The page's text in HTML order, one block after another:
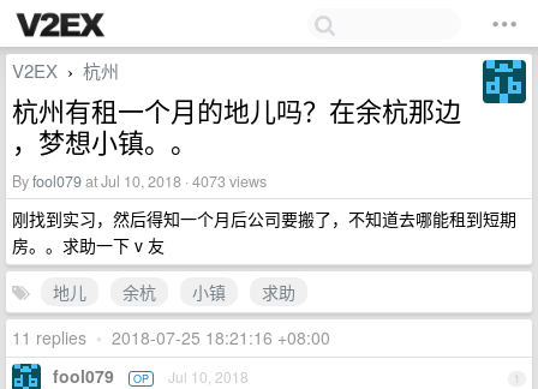
V2EX › 杭州
杭州有租一个月的地儿吗？在余杭那边
，梦想小镇。。
Byfool079at Jul 10, 2018 · 4073 views
刚找到实习，然后得知一个月后公司要搬了，不知道去哪能租到短期
房。。求助一下 v 友
地儿
余杭 小镇
求助
11 replies • 2018-07-25 18:21:16 +08:00
1
fool079 OP Jul 10, 2018